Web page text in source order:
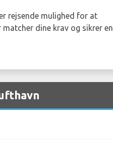
rejsende mulighed for at
dine krav og sikrer en